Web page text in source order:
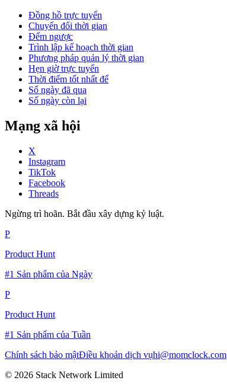
Đồng hồ trực tuyến
Chuyển đổi thời gian
Đếm ngược
Trình lập kế hoạch thời gian
Phương pháp quản lý thời gian
Hẹn giờ trực tuyến
Thời điểm tốt nhất để
Số ngày đã qua
Số ngày còn lại
Mạng xã hội
X
Instagram
TikTok
Facebook
Threads
Ngừng trì hoãn. Bắt đầu xây dựng kỷ luật.
P
Product Hunt
#1 Sản phẩm của Ngày
P
Product Hunt
#1 Sản phẩm của Tuần
Chính sách bảo mậtĐiều khoản dịch vụhi@momclock.com
© 2026 Stack Network Limited